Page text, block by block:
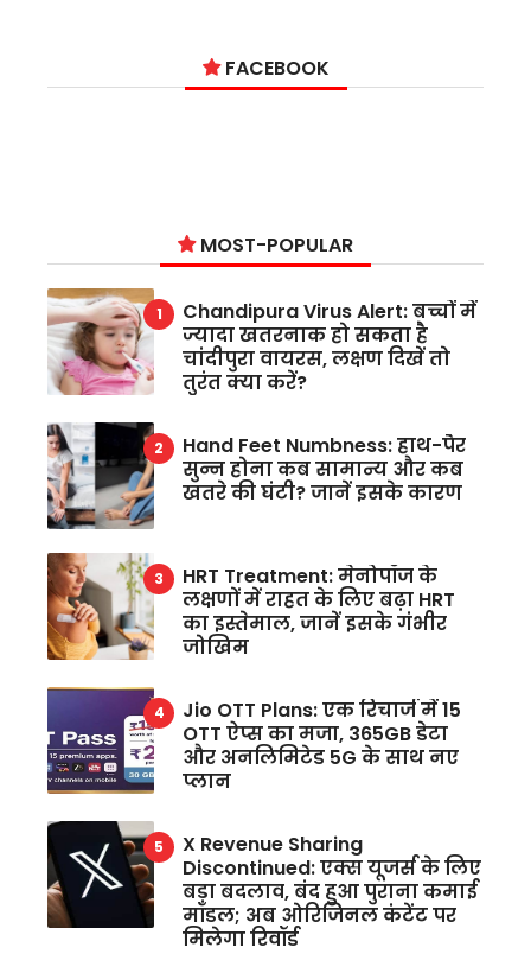
FACEBOOK
MOST-POPULAR
Chandipura Virus Alert: बच्चों में
ज्यादा खतरनाक हो सकता है
चांदीपुरा वायरस, लक्षण दिखें तो
तुरंत क्या करें?
Hand Feet Numbness: हाथ-पैर
सुन्न होना कब सामान्य और कब
खतरे की घंटी? जानें इसके कारण
HRT Treatment: मेनोपॉज के
लक्षणों में राहत के लिए बढ़ा HRT
का इस्तेमाल, जानें इसके गंभीर
जोखिम
Jio OTT Plans: एक रिचार्ज में 15
OTT ऐप्स का मजा, 365GB डेटा
और अनलिमिटेड 5G के साथ नए
प्लान
X Revenue Sharing
Discontinued: एक्स यूजर्स के लिए
बड़ा बदलाव, बंद हुआ पुराना कमाई
मॉडल; अब ओरिजिनल कंटेंट पर
मिलेगा रिवॉर्ड